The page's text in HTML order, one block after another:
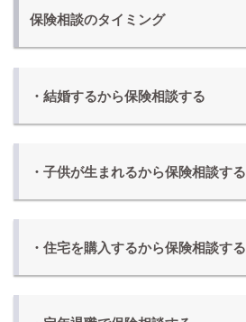
保険相談のタイミング
・結婚するから保険相談する
・子供が生まれるから保険相談する
・住宅を購入するから保険相談する